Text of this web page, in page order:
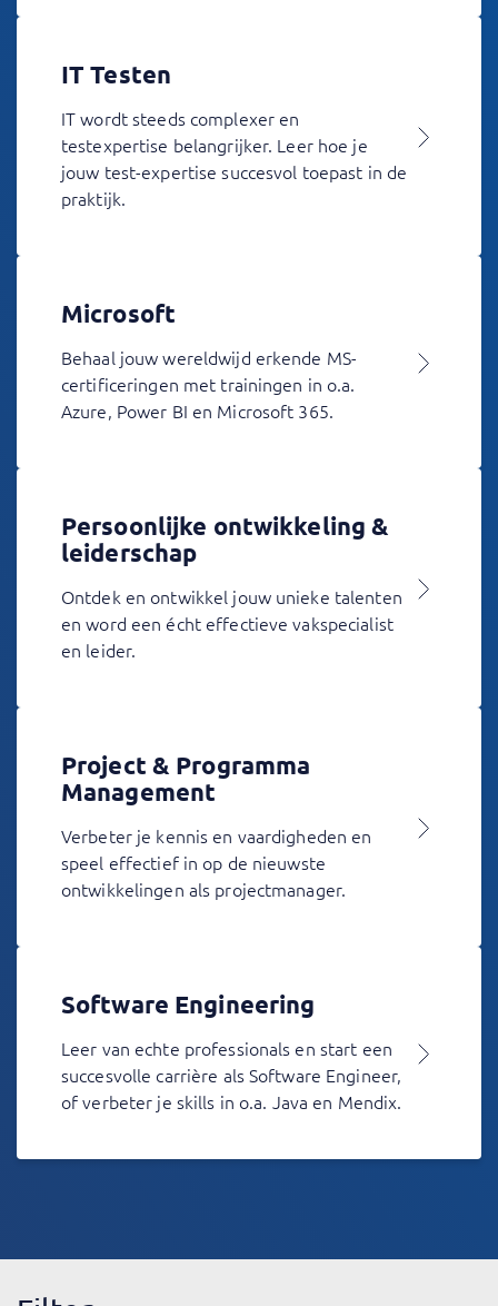
IT Testen
IT wordt steeds complexer en
testexpertise belangrijker. Leer hoe je
jouw test-expertise succesvol toepast in de
praktijk.
Microsoft
Behaal jouw wereldwijd erkende MS-
certificeringen met trainingen in o.a.
Azure, Power BI en Microsoft 365.
Persoonlijke ontwikkeling &
leiderschap
Ontdek en ontwikkel jouw unieke talenten
en word een écht effectieve vakspecialist
en leider.
Project & Programma
Management
Verbeter je kennis en vaardigheden en
speel effectief in op de nieuwste
ontwikkelingen als projectmanager.
Software Engineering
Leer van echte professionals en start een
succesvolle carrière als Software Engineer,
of verbeter je skills in o.a. Java en Mendix.